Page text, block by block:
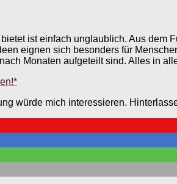
ist einfach unglaublich. Aus dem
eignen sich besonders für
Monaten aufgeteilt sind. Alles in
würde mich interessieren.